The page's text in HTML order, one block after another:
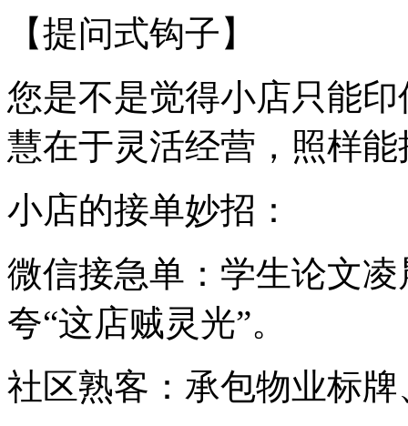
【提问式钩子】
您是不是觉得小店只能
慧在于灵活经营，照样
小店的接单妙招：
微信接急单：学生论文
夸“这店贼灵光”。
社区熟客：承包物业标